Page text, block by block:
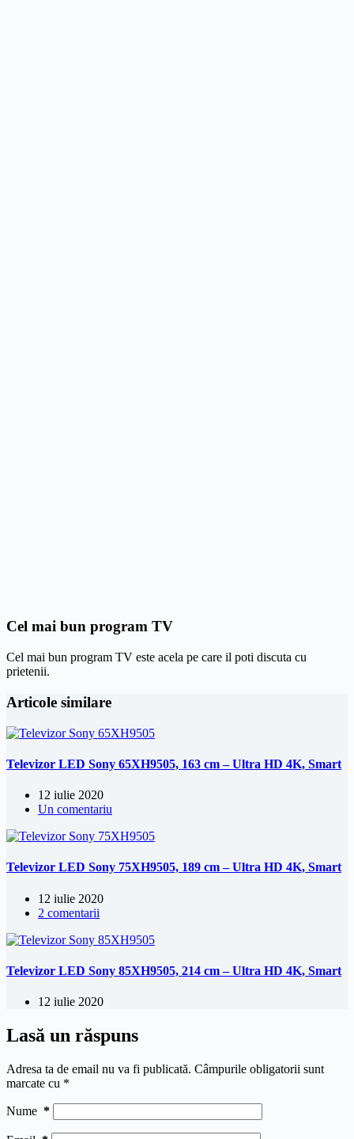
Cel mai bun program TV
Cel mai bun program TV este acela pe care il poti discuta cu
prietenii.
Articole similare
Televizor LED Sony 65XH9505, 163 cm – Ultra HD 4K, Smart
12 iulie 2020
Un comentariu
Televizor LED Sony 75XH9505, 189 cm – Ultra HD 4K, Smart
12 iulie 2020
2 comentarii
Televizor LED Sony 85XH9505, 214 cm – Ultra HD 4K, Smart
12 iulie 2020
Lasă un răspuns
Adresa ta de email nu va fi publicată. Câmpurile obligatorii sunt
marcate cu *
Nume *